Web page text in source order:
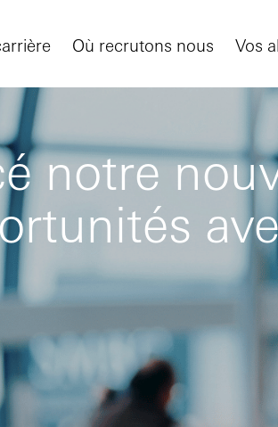
Où recrutons nous Vos
notre